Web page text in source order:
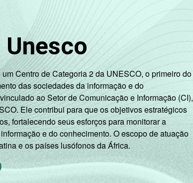
Centro de Categoria 2 da UNESCO, o primeiro do
das sociedades da informação e do
ao Setor de Comunicação e Informação (CI),
Ele contribui para que os objetivos estratégicos
fortalecendo seus esforços para monitorar a
e do conhecimento. O escopo de atuação
e os países lusófonos da África.